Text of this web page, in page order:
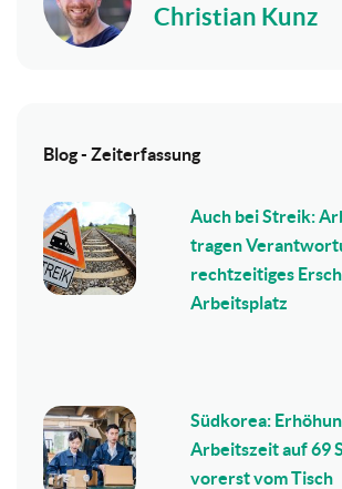
Christian Kunz
Blog - Zeiterfassung
Auch bei Streik:
tragen
rechtzeitiges
Arbeitsplatz
Südkorea:
Arbeitszeit auf 69
vorerst vom Tisch